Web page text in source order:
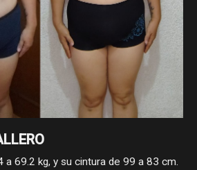
a 69.2 kg, y su cintura de 99 a 83 cm.